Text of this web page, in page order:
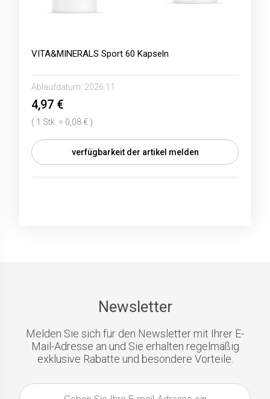
VITA&MINERALS Sport 60 Kapseln
Ablaufdatum: 2026.11
4,97 €
( 1 Stk. = 0,08 € )
verfügbarkeit der artikel melden
Newsletter
Melden Sie sich für den Newsletter mit Ihrer E-
Mail-Adresse an und Sie erhalten regelmäßig
exklusive Rabatte und besondere Vorteile.